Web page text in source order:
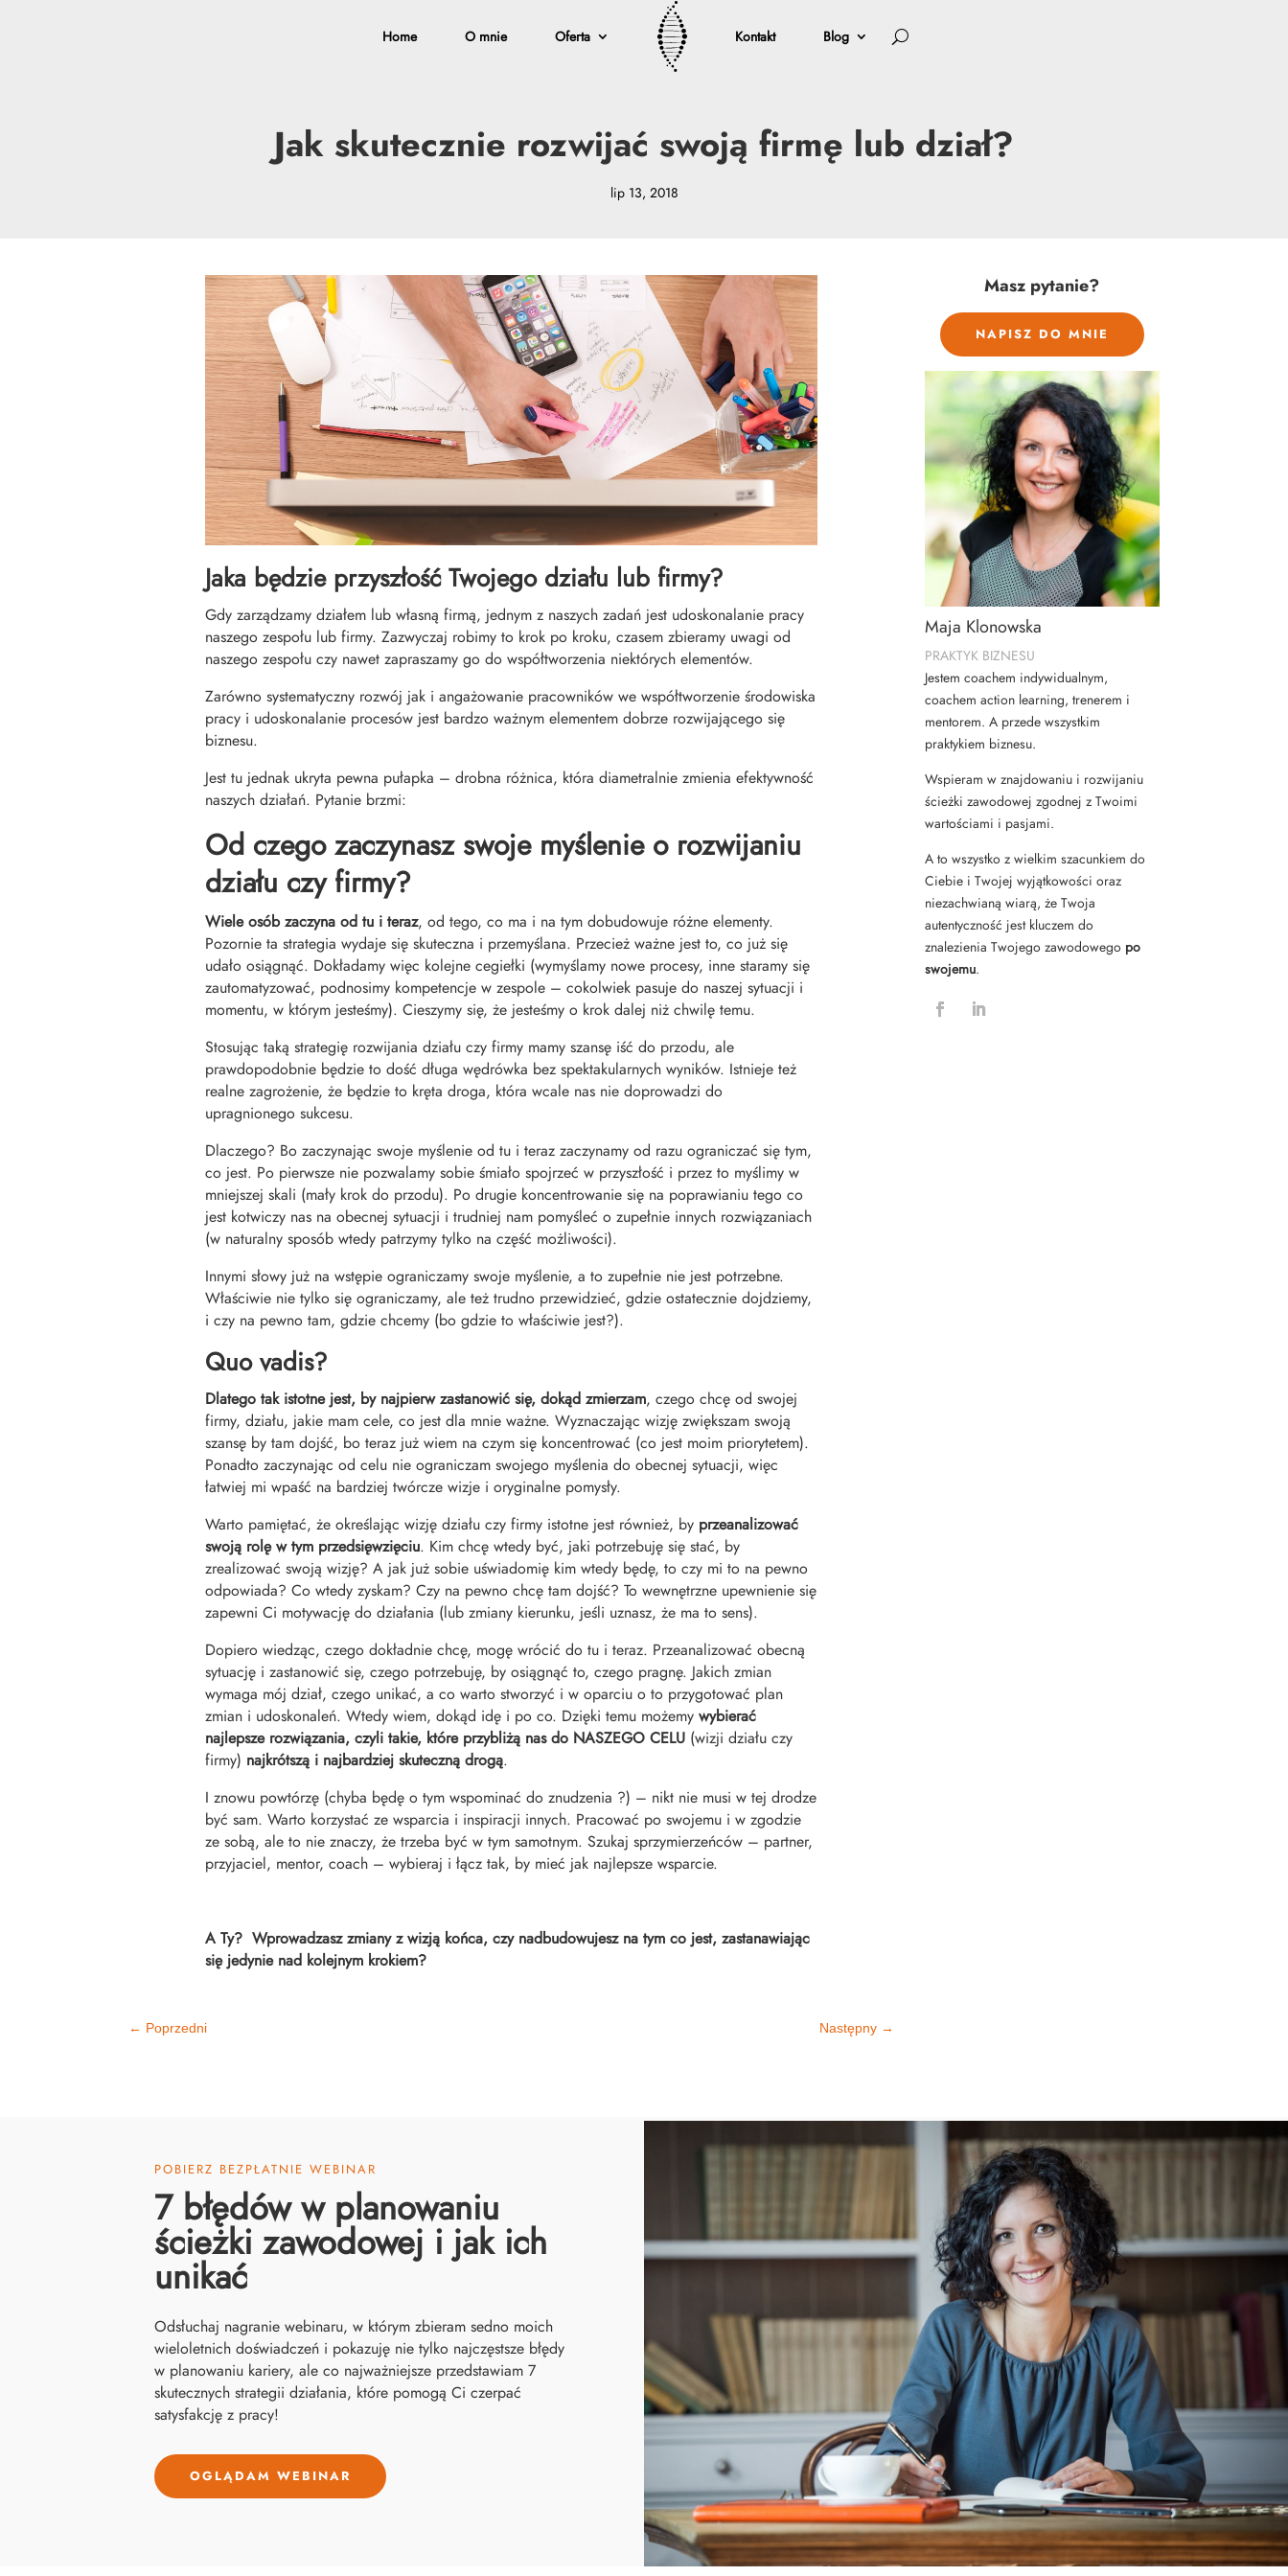
Home O mnie Oferta Kontakt Blog
Jak skutecznie rozwijać swoją firmę lub dział?
lip 13, 2018
Jaka będzie przyszłość Twojego działu lub firmy?
Gdy zarządzamy działem lub własną firmą, jednym z naszych zadań jest udoskonalanie pracy
naszego zespołu lub firmy. Zazwyczaj robimy to krok po kroku, czasem zbieramy uwagi od
naszego zespołu czy nawet zapraszamy go do współtworzenia niektórych elementów.
Zarówno systematyczny rozwój jak i angażowanie pracowników we współtworzenie środowiska
pracy i udoskonalanie procesów jest bardzo ważnym elementem dobrze rozwijającego się
biznesu.
Jest tu jednak ukryta pewna pułapka – drobna różnica, która diametralnie zmienia efektywność
naszych działań. Pytanie brzmi:
Od czego zaczynasz swoje myślenie o rozwijaniu
działu czy firmy?
Wiele osób zaczyna od tu i teraz, od tego, co ma i na tym dobudowuje różne elementy.
Pozornie ta strategia wydaje się skuteczna i przemyślana. Przecież ważne jest to, co już się
udało osiągnąć. Dokładamy więc kolejne cegiełki (wymyślamy nowe procesy, inne staramy się
zautomatyzować, podnosimy kompetencje w zespole – cokolwiek pasuje do naszej sytuacji i
momentu, w którym jesteśmy). Cieszymy się, że jesteśmy o krok dalej niż chwilę temu.
Stosując taką strategię rozwijania działu czy firmy mamy szansę iść do przodu, ale
prawdopodobnie będzie to dość długa wędrówka bez spektakularnych wyników. Istnieje też
realne zagrożenie, że będzie to kręta droga, która wcale nas nie doprowadzi do
upragnionego sukcesu.
Dlaczego? Bo zaczynając swoje myślenie od tu i teraz zaczynamy od razu ograniczać się tym,
co jest. Po pierwsze nie pozwalamy sobie śmiało spojrzeć w przyszłość i przez to myślimy w
mniejszej skali (mały krok do przodu). Po drugie koncentrowanie się na poprawianiu tego co
jest kotwiczy nas na obecnej sytuacji i trudniej nam pomyśleć o zupełnie innych rozwiązaniach
(w naturalny sposób wtedy patrzymy tylko na część możliwości).
Innymi słowy już na wstępie ograniczamy swoje myślenie, a to zupełnie nie jest potrzebne.
Właściwie nie tylko się ograniczamy, ale też trudno przewidzieć, gdzie ostatecznie dojdziemy,
i czy na pewno tam, gdzie chcemy (bo gdzie to właściwie jest?).
Quo vadis?
Dlatego tak istotne jest, by najpierw zastanowić się, dokąd zmierzam, czego chcę od swojej
firmy, działu, jakie mam cele, co jest dla mnie ważne. Wyznaczając wizję zwiększam swoją
szansę by tam dojść, bo teraz już wiem na czym się koncentrować (co jest moim priorytetem).
Ponadto zaczynając od celu nie ograniczam swojego myślenia do obecnej sytuacji, więc
łatwiej mi wpaść na bardziej twórcze wizje i oryginalne pomysły.
Warto pamiętać, że określając wizję działu czy firmy istotne jest również, by przeanalizować
swoją rolę w tym przedsięwzięciu. Kim chcę wtedy być, jaki potrzebuję się stać, by
zrealizować swoją wizję? A jak już sobie uświadomię kim wtedy będę, to czy mi to na pewno
odpowiada? Co wtedy zyskam? Czy na pewno chcę tam dojść? To wewnętrzne upewnienie się
zapewni Ci motywację do działania (lub zmiany kierunku, jeśli uznasz, że ma to sens).
Dopiero wiedząc, czego dokładnie chcę, mogę wrócić do tu i teraz. Przeanalizować obecną
sytuację i zastanowić się, czego potrzebuję, by osiągnąć to, czego pragnę. Jakich zmian
wymaga mój dział, czego unikać, a co warto stworzyć i w oparciu o to przygotować plan
zmian i udoskonaleń. Wtedy wiem, dokąd idę i po co. Dzięki temu możemywybierać
najlepsze rozwiązania, czyli takie, które przybliżą nas do NASZEGO CELU (wizji działu czy
firmy) najkrótszą i najbardziej skuteczną drogą.
I znowu powtórzę (chyba będę o tym wspominać do znudzenia ?) – nikt nie musi w tej drodze
być sam. Warto korzystać ze wsparcia i inspiracji innych. Pracować po swojemu i w zgodzie
ze sobą, ale to nie znaczy, że trzeba być w tym samotnym. Szukaj sprzymierzeńców – partner,
przyjaciel, mentor, coach – wybieraj i łącz tak, by mieć jak najlepsze wsparcie.
A Ty? Wprowadzasz zmiany z wizją końca, czy nadbudowujesz na tym co jest, zastanawiając
się jedynie nad kolejnym krokiem?
← Poprzedni Następny→
Masz pytanie?
NAPISZ DO MNIE
Maja Klonowska
PRAKTYK BIZNESU
Jestem coachem indywidualnym,
coachem action learning, trenerem i
mentorem. A przede wszystkim
praktykiem biznesu.
Wspieram w znajdowaniu i rozwijaniu
ścieżki zawodowej zgodnej z Twoimi
wartościami i pasjami.
A to wszystko z wielkim szacunkiem do
Ciebie i Twojej wyjątkowości oraz
niezachwianą wiarą, że Twoja
autentyczność jest kluczem do
znalezienia Twojego zawodowego po
swojemu.
POBIERZ BEZPŁATNIE WEBINAR
7 błędów w planowaniu
ścieżki zawodowej i jak ich
unikać
Odsłuchaj nagranie webinaru, w którym zbieram sedno moich
wieloletnich doświadczeń i pokazuję nie tylko najczęstsze błędy
w planowaniu kariery, ale co najważniejsze przedstawiam 7
skutecznych strategii działania, które pomogą Ci czerpać
satysfakcję z pracy!
OGLĄDAM WEBINAR